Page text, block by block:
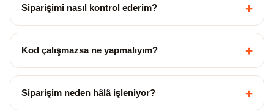
Siparişimi nasıl kontrol ederim? +
Kod çalışmazsa ne yapmalıyım? +
Siparişim neden hâlâ işleniyor? +